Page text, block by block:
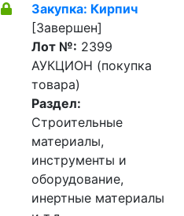
Закупка: Кирпич
[Завершен]
Лот №: 2399
АУКЦИОН (покупка
товара)
Раздел:
Строительные
материалы,
инструменты и
оборудование,
инертные материалы